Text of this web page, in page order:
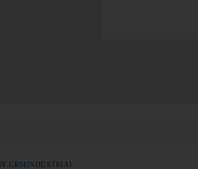
BYCRMINDUSTRIAL